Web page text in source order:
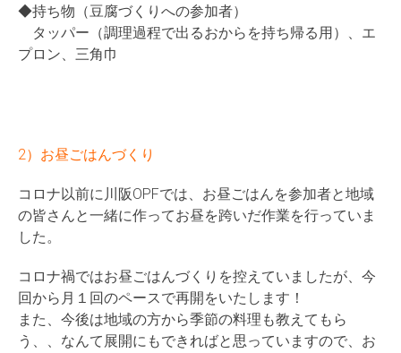
◆持ち物（豆腐づくりへの参加者）
タッパー（調理過程で出るおからを持ち帰る用）、エ
プロン、三角巾
2）お昼ごはんづくり
コロナ以前に川阪OPFでは、お昼ごはんを参加者と地域
の皆さんと一緒に作ってお昼を跨いだ作業を行っていま
した。
コロナ禍ではお昼ごはんづくりを控えていましたが、今
回から月１回のペースで再開をいたします！
また、今後は地域の方から季節の料理も教えてもら
う、、なんて展開にもできればと思っていますので、お